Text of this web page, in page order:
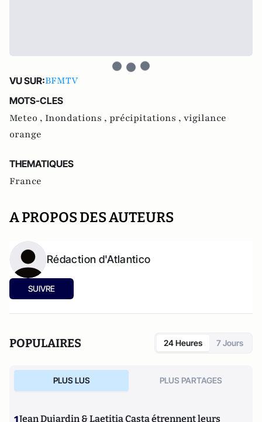
VU SUR:BFMTV
MOTS-CLES
Meteo , Inondations , précipitations , vigilance
orange
THEMATIQUES
France
A PROPOS DES AUTEURS
Rédaction d'Atlantico
SUIVRE
POPULAIRES 24 Heures 7 Jours
PLUS LUS PLUS PARTAGES
Jean Dujardin & Laetitia Casta étrennent leurs